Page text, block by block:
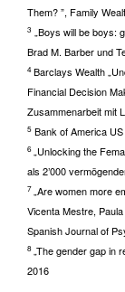
Them? ”, Family
3 „Boys will be boys:
Brad M. Barber und
4Barclays Wealth
Financial Decision
Zusammenarbeit mit
5 Bank of America
6 „Unlocking the
als 2’000
7 „Are women more
Vicenta Mestre,
Spanish Journal of
8 „The gender gap in
2016